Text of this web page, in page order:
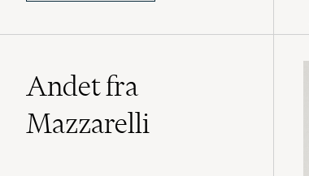
Andet fra
Mazzarelli